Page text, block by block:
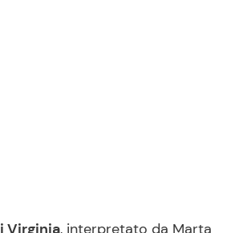
Virginia, interpretato da Marta